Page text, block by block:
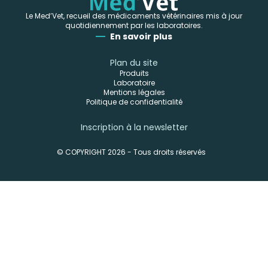
Le Med’Vet, recueil des médicaments vétérinaires mis à jour
quotidiennement par les laboratoires.
En savoir plus
Plan du site
Produits
Laboratoire
Mentions légales
Politique de confidentialité
Inscription à la newsletter
© COPYRIGHT 2026 - Tous droits réservés